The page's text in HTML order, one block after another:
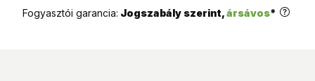
Fogyasztói garancia: Jogszabály szerint,ársávos*